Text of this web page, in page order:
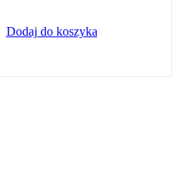
Dodaj do koszyka